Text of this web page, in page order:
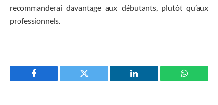
recommanderai davantage aux débutants, plutôt qu’aux
professionnels.
Facebook Twitter LinkedIn